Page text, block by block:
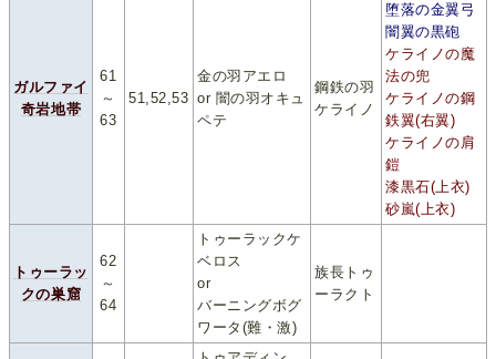
ガルファイ
奇岩地帯
61
～
63
51,52,53
金の羽アエロ
or 闇の羽オキュ
ペテ
鋼鉄の羽
ケライノ
堕落の金翼弓
闇翼の黒砲
ケライノの魔
法の兜
ケライノの鋼
鉄翼(右翼)
ケライノの肩
鎧
漆黒石(上衣)
砂嵐(上衣)
トゥーラッ
クの巣窟
62
～
64
トゥーラックケ
ベロス
or
バーニングボグ
ワータ(難・激)
族長トゥ
ーラクト